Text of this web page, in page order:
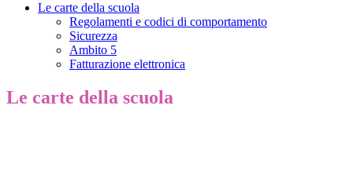
Le carte della scuola
Regolamenti e codici di comportamento
Sicurezza
Ambito 5
Fatturazione elettronica
Le carte della scuola